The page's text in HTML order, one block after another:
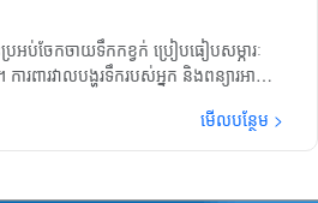
អប់ចែកចាយទឹកកខ្វក់ ប្រៀបធៀបសម្ភារៈ
រពារវាលបង្ហូរទឹករបស់អ្នក និងពន្យារអាយុ
មើលបន្ថែម >